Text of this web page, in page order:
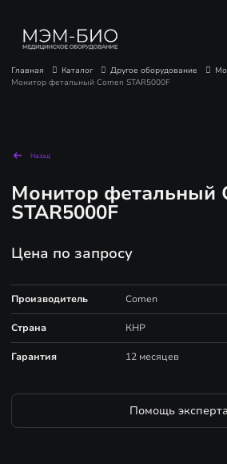
Главная Каталог Другое оборудование
Монитор фетальный Comen STAR5000F
Назад
Монитор фетальный
STAR5000F
Цена по запросу
Производитель Comen
Страна КНР
Гарантия 12 месяцев
Помощь эксперта